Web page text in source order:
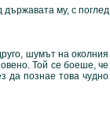
му, с поглед
шумът на околния
Той се боеше, че
да познае това чудно